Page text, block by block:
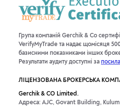
Група компаній Gerchik & Co
VerifyMyTrade та надає щомісяця
базисними показниками інших
Результати аудиту доступні за
ЛІЦЕНЗОВАНА БРОКЕРСЬКА
Gerchik & CO Limited.
Адреса: AJC, Govant Building,